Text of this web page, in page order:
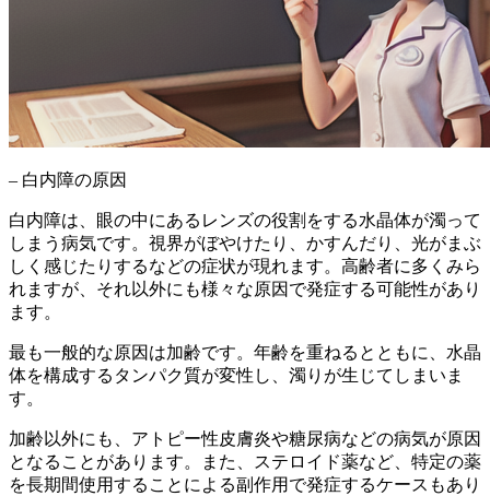
– 白内障の原因
白内障は、眼の中にあるレンズの役割をする水晶体が濁って
しまう病気です。視界がぼやけたり、かすんだり、光がまぶ
しく感じたりするなどの症状が現れます。高齢者に多くみら
れますが、それ以外にも様々な原因で発症する可能性があり
ます。
最も一般的な原因は加齢です。年齢を重ねるとともに、水晶
体を構成するタンパク質が変性し、濁りが生じてしまいま
す。
加齢以外にも、 アトピー性皮膚炎や糖尿病などの病気が原因
となることがあります。また、ステロイド薬など、 特定の薬
を長期間使用することによる副作用 で発症するケースもあり